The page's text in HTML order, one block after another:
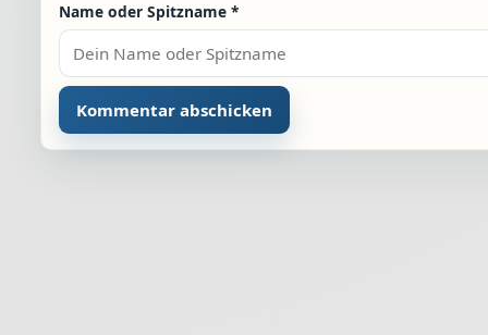
Name oder Spitzname *